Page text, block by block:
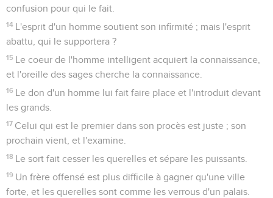
confusion pour qui le fait.
14 L'esprit d'un homme soutient son infirmité ; mais l'esprit
abattu, qui le supportera ?
15 Le coeur de l'homme intelligent acquiert la connaissance,
et l'oreille des sages cherche la connaissance.
16 Le don d'un homme lui fait faire place et l'introduit devant
les grands.
17 Celui qui est le premier dans son procès est juste ; son
prochain vient, et l'examine.
18 Le sort fait cesser les querelles et sépare les puissants.
19 Un frère offensé est plus difficile à gagner qu'une ville
forte, et les querelles sont comme les verrous d'un palais.